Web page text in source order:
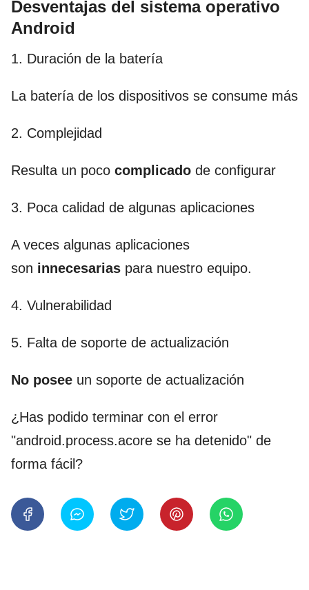
Desventajas del sistema operativo
Android
1. Duración de la batería
La batería de los dispositivos se consume más
2. Complejidad
Resulta un poco complicado de configurar
3. Poca calidad de algunas aplicaciones
A veces algunas aplicaciones
son innecesarias para nuestro equipo.
4. Vulnerabilidad
5. Falta de soporte de actualización
No posee un soporte de actualización
¿Has podido terminar con el error
"android.process.acore se ha detenido" de
forma fácil?